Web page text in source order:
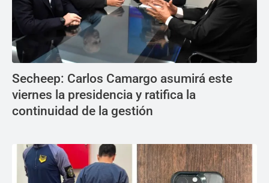
Secheep: Carlos Camargo asumirá este
viernes la presidencia y ratifica la
continuidad de la gestión